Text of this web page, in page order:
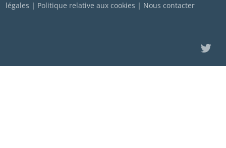
légales | Politique relative aux cookies | Nous contacter